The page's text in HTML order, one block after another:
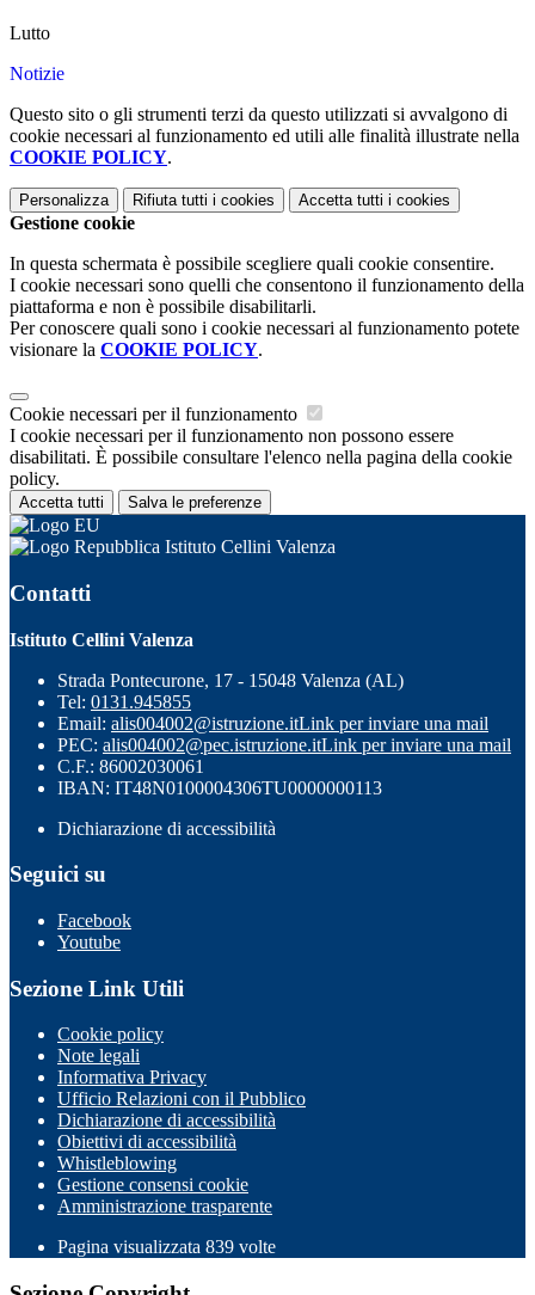
Lutto
Notizie
Questo sito o gli strumenti terzi da questo utilizzati si avvalgono di
cookie necessari al funzionamento ed utili alle finalità illustrate nella
COOKIE POLICY.
Personalizza Rifiuta tutti i cookies Accetta tutti i cookies
Gestione cookie
In questa schermata è possibile scegliere quali cookie consentire.
I cookie necessari sono quelli che consentono il funzionamento della
piattaforma e non è possibile disabilitarli.
Per conoscere quali sono i cookie necessari al funzionamento potete
visionare la COOKIE POLICY.
Cookie necessari per il funzionamento
I cookie necessari per il funzionamento non possono essere
disabilitati. È possibile consultare l'elenco nella pagina della cookie
policy.
Accetta tutti Salva le preferenze
Istituto Cellini Valenza
Contatti
Istituto Cellini Valenza
Strada Pontecurone, 17 - 15048 Valenza (AL)
Tel: 0131.945855
Email: alis004002@istruzione.itLink per inviare una mail
PEC: alis004002@pec.istruzione.itLink per inviare una mail
C.F.: 86002030061
IBAN: IT48N0100004306TU0000000113
Dichiarazione di accessibilità
Seguici su
Facebook
Youtube
Sezione Link Utili
Cookie policy
Note legali
Informativa Privacy
Ufficio Relazioni con il Pubblico
Dichiarazione di accessibilità
Obiettivi di accessibilità
Whistleblowing
Gestione consensi cookie
Amministrazione trasparente
Pagina visualizzata 839 volte